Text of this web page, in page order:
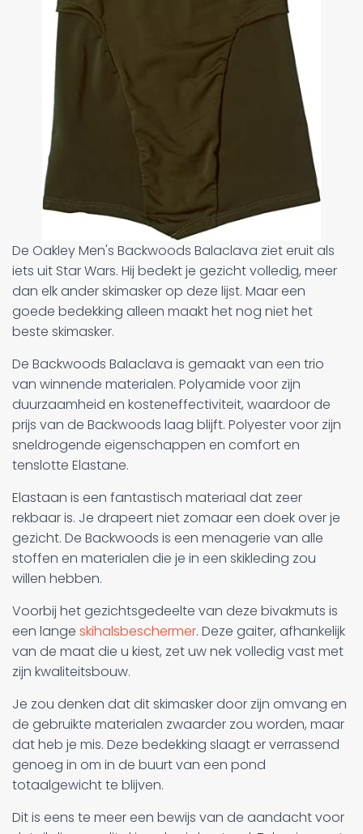
De Oakley Men's Backwoods Balaclava ziet eruit als
iets uit Star Wars. Hij bedekt je gezicht volledig, meer
dan elk ander skimasker op deze lijst. Maar een
goede bedekking alleen maakt het nog niet het
beste skimasker.
De Backwoods Balaclava is gemaakt van een trio
van winnende materialen. Polyamide voor zijn
duurzaamheid en kosteneffectiviteit, waardoor de
prijs van de Backwoods laag blijft. Polyester voor zijn
sneldrogende eigenschappen en comfort en
tenslotte Elastane.
Elastaan is een fantastisch materiaal dat zeer
rekbaar is. Je drapeert niet zomaar een doek over je
gezicht. De Backwoods is een menagerie van alle
stoffen en materialen die je in een skikleding zou
willen hebben.
Voorbij het gezichtsgedeelte van deze bivakmuts is
een lange skihalsbeschermer. Deze gaiter, afhankelijk
van de maat die u kiest, zet uw nek volledig vast met
zijn kwaliteitsbouw.
Je zou denken dat dit skimasker door zijn omvang en
de gebruikte materialen zwaarder zou worden, maar
dat heb je mis. Deze bedekking slaagt er verrassend
genoeg in om in de buurt van een pond
totaalgewicht te blijven.
Dit is eens te meer een bewijs van de aandacht voor